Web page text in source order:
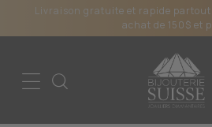
Livraison gratuite et rapide partout
achat de 150$ et